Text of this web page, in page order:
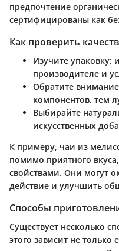
предпочтение
сертифицированы как
Как проверить
Изучите
производителе и
Обратите
компонентов, тем
Выбирайте
искусственных
К примеру, чаи из
помимо приятного
свойствами. Они могут
действие и улучшить
Способы
Существует несколько
этого зависит не только